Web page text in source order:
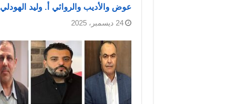
عوض والأديب والروائي أ. وليد الهودلي
24 ديسمبر، 2025